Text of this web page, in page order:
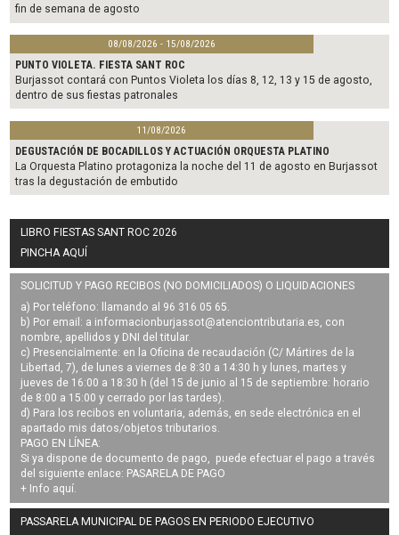
fin de semana de agosto
08/08/2026 - 15/08/2026
PUNTO VIOLETA. FIESTA SANT ROC
Burjassot contará con Puntos Violeta los días 8, 12, 13 y 15 de agosto,
dentro de sus fiestas patronales
11/08/2026
DEGUSTACIÓN DE BOCADILLOS Y ACTUACIÓN ORQUESTA PLATINO
La Orquesta Platino protagoniza la noche del 11 de agosto en Burjassot
tras la degustación de embutido
LIBRO FIESTAS SANT ROC 2026
PINCHA AQUÍ
SOLICITUD Y PAGO RECIBOS (NO DOMICILIADOS) O LIQUIDACIONES
a) Por teléfono: llamando al 96 316 05 65.
b) Por email: a informacionburjassot@atenciontributaria.es , con
nombre, apellidos y DNI del titular.
c) Presencialmente: en la Oficina de recaudación (C/ Mártires de la
Libertad, 7), de lunes a viernes de 8:30 a 14:30 h y lunes, martes y
jueves de 16:00 a 18:30 h (del 15 de junio al 15 de septiembre: horario
de 8:00 a 15:00 y cerrado por las tardes).
d) Para los recibos en voluntaria, además, en sede electrónica en el
apartado mis datos/objetos tributarios.
PAGO EN LÍNEA:
Si ya dispone de documento de pago, puede efectuar el pago a través
del siguiente enlace: PASARELA DE PAGO
+ Info aquí
PASSARELA MUNICIPAL DE PAGOS EN PERIODO EJECUTIVO